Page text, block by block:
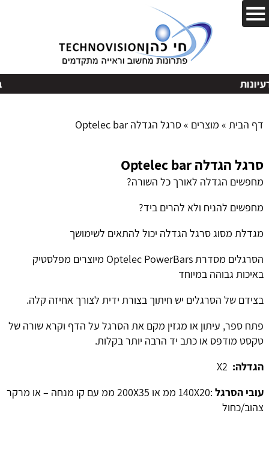
דף הבית» מוצרים »סרגל הגדלה Optelec bar
סרגל הגדלה Optelec bar
מחפשים הגדלה לאורך כל השורה?
מחפשים להניח ולא להרים ביד?
מגדלת מסוג סרגל הגדלה יכול להתאים לשימושך
הסרגלים מסדרת Optelec PowerBars מיוצרים מפלסטיק
באיכות גבוהה במיוחד
בצידם של הסרגלים יש חיתוך בצורת ידית לצורך אחיזה קלה.
פתח ספר, עיתון או מגזין מקם את הסרגל על הדף וקרא שורה של
טקסט מודפס או כתב יד הרבה יותר בקלות.
הגדלה:
עובי הסרגל
:140X20 ממ או 200X35 ממ עם קו מנחה – או מרקר
צהוב/כחול